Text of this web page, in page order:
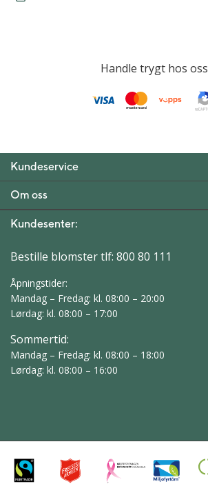
Handle trygt hos oss
Kundeservice
Om oss
Kundesenter:
Bestille blomster tlf: 800 80 111
Åpningstider:
Mandag – Fredag: kl. 08:00 – 20:00
Lørdag: kl. 08:00 – 17:00
Sommertid:
Mandag – Fredag: kl. 08:00 – 18:00
Lørdag: kl. 08:00 – 16:00